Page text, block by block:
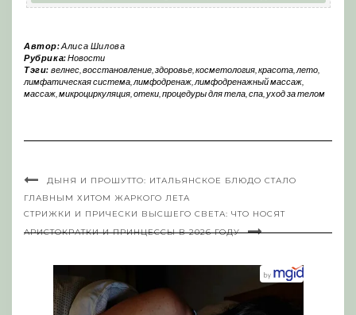
Автор:Алиса Шилова
Рубрика:Новости
Тэги: велнес, восстановление, здоровье, косметология, красота, лето,
лимфатическая система лимфодренаж лимфодренажный массаж
массаж микроциркуляция отеки процедуры для тела спа уход за телом
ДЫНЯ И ПРОШУТТО: ИТАЛЬЯНСКОЕ БЛЮДО СТАЛО
ГЛАВНЫМ ХИТОМ ЖАРКОГО ЛЕТА
СТРИЖКИ И ПРИЧЕСКИ ВЫСШЕГО СВЕТА: ЧТО НОСЯТ
АРИСТОКРАТКИ И ПРИНЦЕССЫ В 2026 ГОДУ